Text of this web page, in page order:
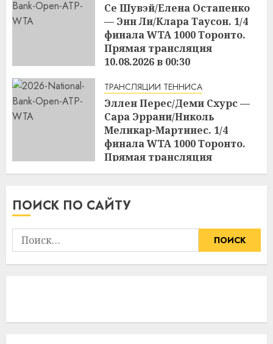
Се Шувэй/Елена Остапенко
— Энн Ли/Клара Таусон. 1/4
финала WTA 1000 Торонто.
Прямая трансляция
10.08.2026 в 00:30
ТРАНСЛЯЦИИ ТЕННИСА
Эллен Перес/Деми Схурс —
Сара Эррани/Николь
Меликар-Мартинес. 1/4
финала WTA 1000 Торонто.
Прямая трансляция
09.08.2026 в 23:00
ПОИСК ПО САЙТУ
Найти: